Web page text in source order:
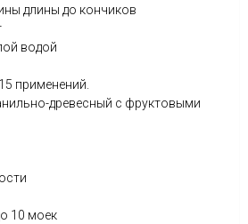
длины до кончиков
водой
применений.
древесный с фруктовыми
10 моек